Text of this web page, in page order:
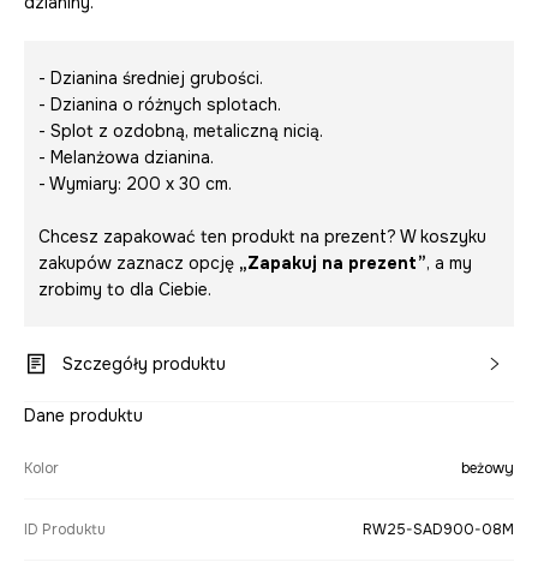
- Dzianina średniej grubości.
- Dzianina o różnych splotach.
- Splot z ozdobną, metaliczną nicią.
- Melanżowa dzianina.
- Wymiary: 200 x 30 cm.
Chcesz zapakować ten produkt na prezent? W koszyku
zakupów zaznacz opcję „Zapakuj na prezent”, a my
zrobimy to dla Ciebie.
Szczegóły produktu
Dane produktu
Kolor beżowy
ID Produktu RW25-SAD900-08M